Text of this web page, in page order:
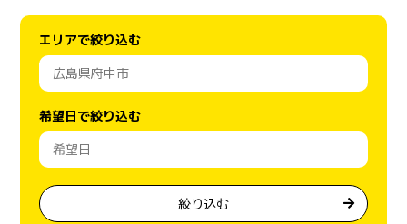
エリアで絞り込む
希望日で絞り込む
絞り込む